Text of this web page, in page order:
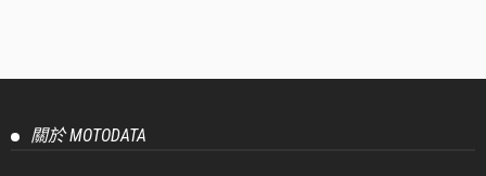
關於 MOTODATA